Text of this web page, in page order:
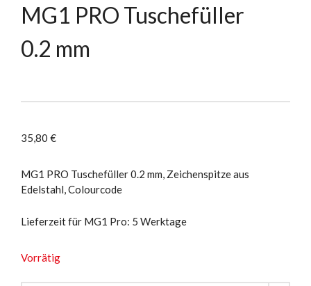
MG1 PRO Tuschefüller
0.2 mm
35,80 €
MG1 PRO Tuschefüller 0.2 mm, Zeichenspitze aus
Edelstahl, Colourcode
Lieferzeit für MG1 Pro: 5 Werktage
Vorrätig